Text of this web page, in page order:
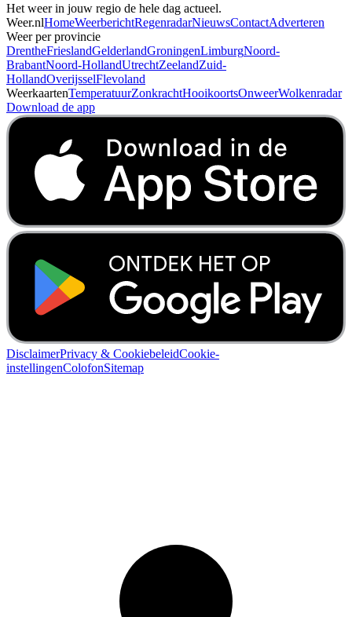
Het weer in jouw regio de hele dag actueel.
Weer.nlHomeWeerberichtRegenradarNieuwsContactAdverteren
Weer per provincie
DrentheFrieslandGelderlandGroningenLimburgNoord-
BrabantNoord-HollandUtrechtZeelandZuid-
HollandOverijsselFlevoland
WeerkaartenTemperatuurZonkrachtHooikoortsOnweerWolkenradar
Download de app
DisclaimerPrivacy & CookiebeleidCookie-
instellingenColofonSitemap